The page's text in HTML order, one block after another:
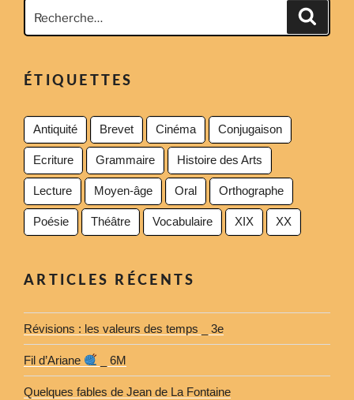
pour
ÉTIQUETTES
Antiquité Brevet Cinéma Conjugaison
Ecriture Grammaire Histoire des Arts
Lecture Moyen-âge Oral Orthographe
Poésie Théâtre Vocabulaire XIX XX
ARTICLES RÉCENTS
Révisions : les valeurs des temps _ 3e
Fil d’Ariane _ 6M
Quelques fables de Jean de La Fontaine